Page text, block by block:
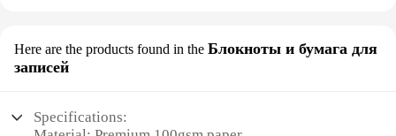
Here are the products found in the Блокноты и бумага для
записей
Specifications: